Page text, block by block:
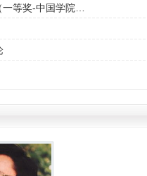
一等奖-中国学院…